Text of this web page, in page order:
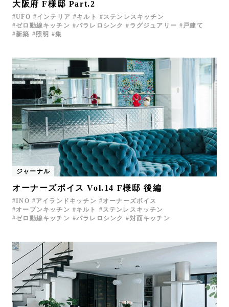
大阪府 F様邸 Part.2
UFO インテリア キルト
ステンレスキッチン
ゼロ動線キッチン
パラレロシンク ラグジュアリー
戸建て
新築
照明 集
ジャーナル
オーナーズボイス Vol.14 F様邸 後編
INO アイランドキッチン
オーナーズボイス
オープンキッチン
キルト
ステンレスキッチン
ゼロ動線キッチン
パラレロシンク 対面キッチン